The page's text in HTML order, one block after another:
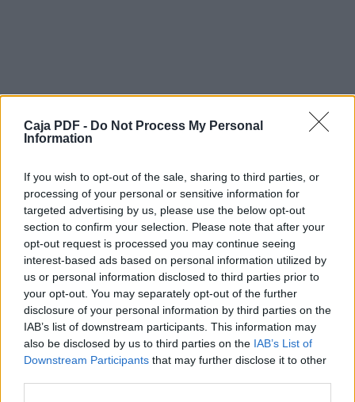
Caja PDF - Do Not Process My Personal
Information
If you wish to opt-out of the sale, sharing to third parties, or
processing of your personal or sensitive information for
targeted advertising by us, please use the below opt-out
section to confirm your selection. Please note that after your
opt-out request is processed you may continue seeing
interest-based ads based on personal information utilized by
us or personal information disclosed to third parties prior to
your opt-out. You may separately opt-out of the further
disclosure of your personal information by third parties on the
IAB’s list of downstream participants. This information may
also be disclosed by us to third parties on the IAB’s List of
Downstream Participants that may further disclose it to other
Que con la expedición del Decreto número
019 del 10 de enero de 2012, por el cual se
dictan normas paro suprimir o reformar
pública, es obligación del Ministerio de
Transporte revisar los procedimientos y
requisitos implementados para los trámites
que
se adelantan ante los organismos de tránsito
con el propósito de hacerlos más
expeditos y racionalizar los requisitos dando
aplicación a los principios constitucionales
que rigen la administración pública y
garantizando la efectividad de los derechos
del
usuario;
Que como resultado de la publicación en la
página web del Ministerio de Transporte del
Descargar el documento (PDF)
Resolucion_012379_2012.pdf (PDF, 196 KB)
Descargar